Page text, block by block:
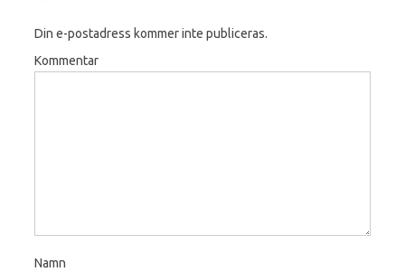
Din e-postadress kommer inte publiceras.
Kommentar
Namn